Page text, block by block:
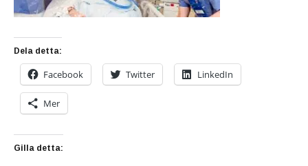
Dela detta:
Facebook Twitter LinkedIn
Mer
Gilla detta: